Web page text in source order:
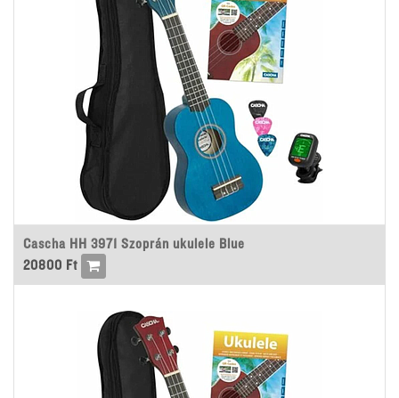
Cascha HH 3971 Szoprán ukulele Blue
20800 Ft